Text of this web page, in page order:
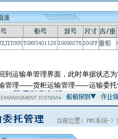
到运输单管理界面，此时单据状态为“
管理——货柜运输管理——运输委